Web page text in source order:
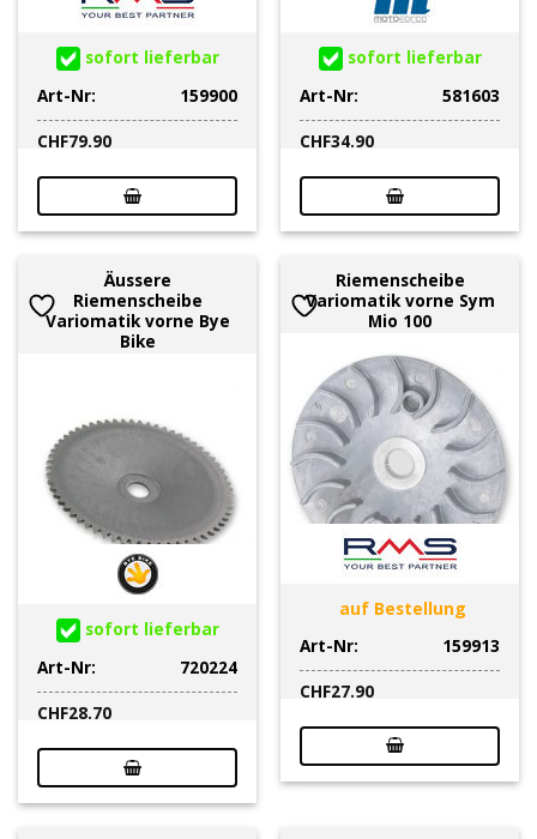
sofort lieferbar
Art-Nr:
159900
CHF79.90
sofort lieferbar
Art-Nr:
581603
CHF34.90
Äussere
Riemenscheibe
Variomatik vorne Bye
Bike
sofort lieferbar
Art-Nr:
720224
CHF28.70
Riemenscheibe
Variomatik vorne Sym
Mio 100
auf Bestellung
Art-Nr:
159913
CHF27.90